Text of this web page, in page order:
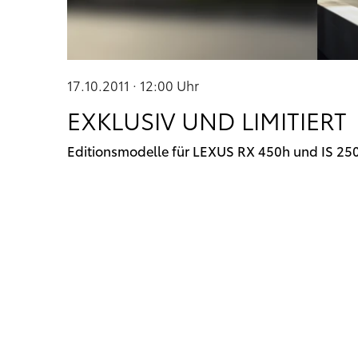
17.10.2011 · 12:00 Uhr
EXKLUSIV UND LIMITIERT
Editionsmodelle für LEXUS RX 450h und IS